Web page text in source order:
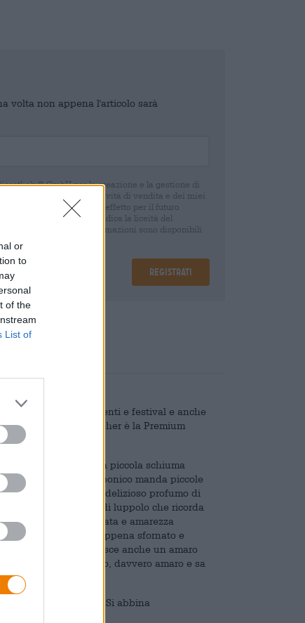
or
to
of the
List of
volta non appena l'articolo sarà
® GmbH per la creazione e la gestione di
un controllo delle mie attività di vendita e dei miei
qualsiasi momento con effetto per il futuro
del consenso non pregiudica la liceità del
revoca. Ulteriori informazioni sono disponibili
Registrati
€ 0,08
numerosi eventi e festival e anche
più famosa di Kingfisher è la Premium
birre prodotte.
e chiaro e forma una piccola schiuma
delicato acido carbonico manda piccole
luce del giorno. Un delizioso profumo di
naso con un aroma di luppolo che ricorda
con dolcezza maltata e amarezza
aromi fini di pane appena sfornato e
alla birra e le conferisce anche un amaro
Il finale è luppolato, davvero amaro e sa
sapida e beverina. Si abbina